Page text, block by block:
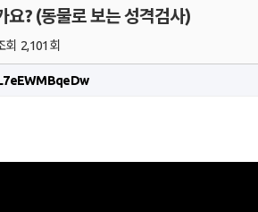
요? (동물로 보는 성격검사)
회 2,101회